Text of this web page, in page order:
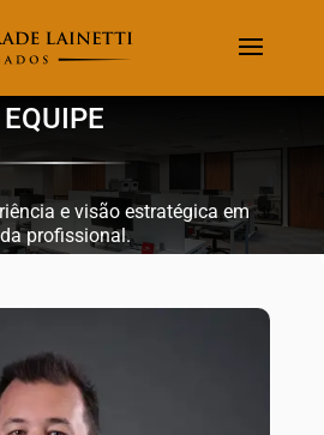
EQUIPE
e visão estratégica em
profissional.